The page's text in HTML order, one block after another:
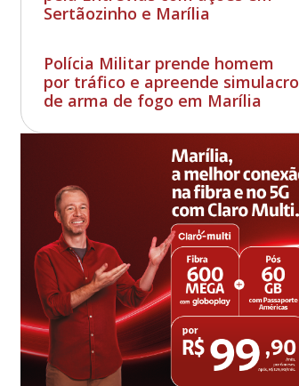
Sertãozinho e Marília
Polícia Militar prende homem
por tráfico e apreende simulacro
de arma de fogo em Marília